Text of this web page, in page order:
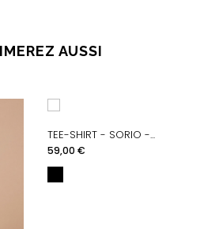
AUSSI
TEE-SHIRT - SORIO -...
Prix
59,00 €